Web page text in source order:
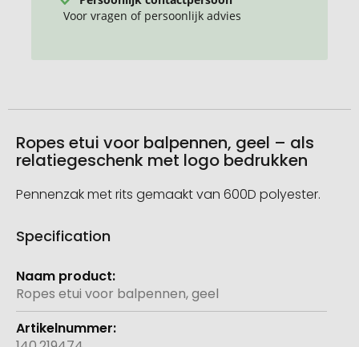
Voor vragen of persoonlijk advies
Ropes etui voor balpennen, geel – als
relatiegeschenk met logo bedrukken
Pennenzak met rits gemaakt van 600D polyester.
Specification
Meer
informatie
Ropes etui voor balpennen, geel